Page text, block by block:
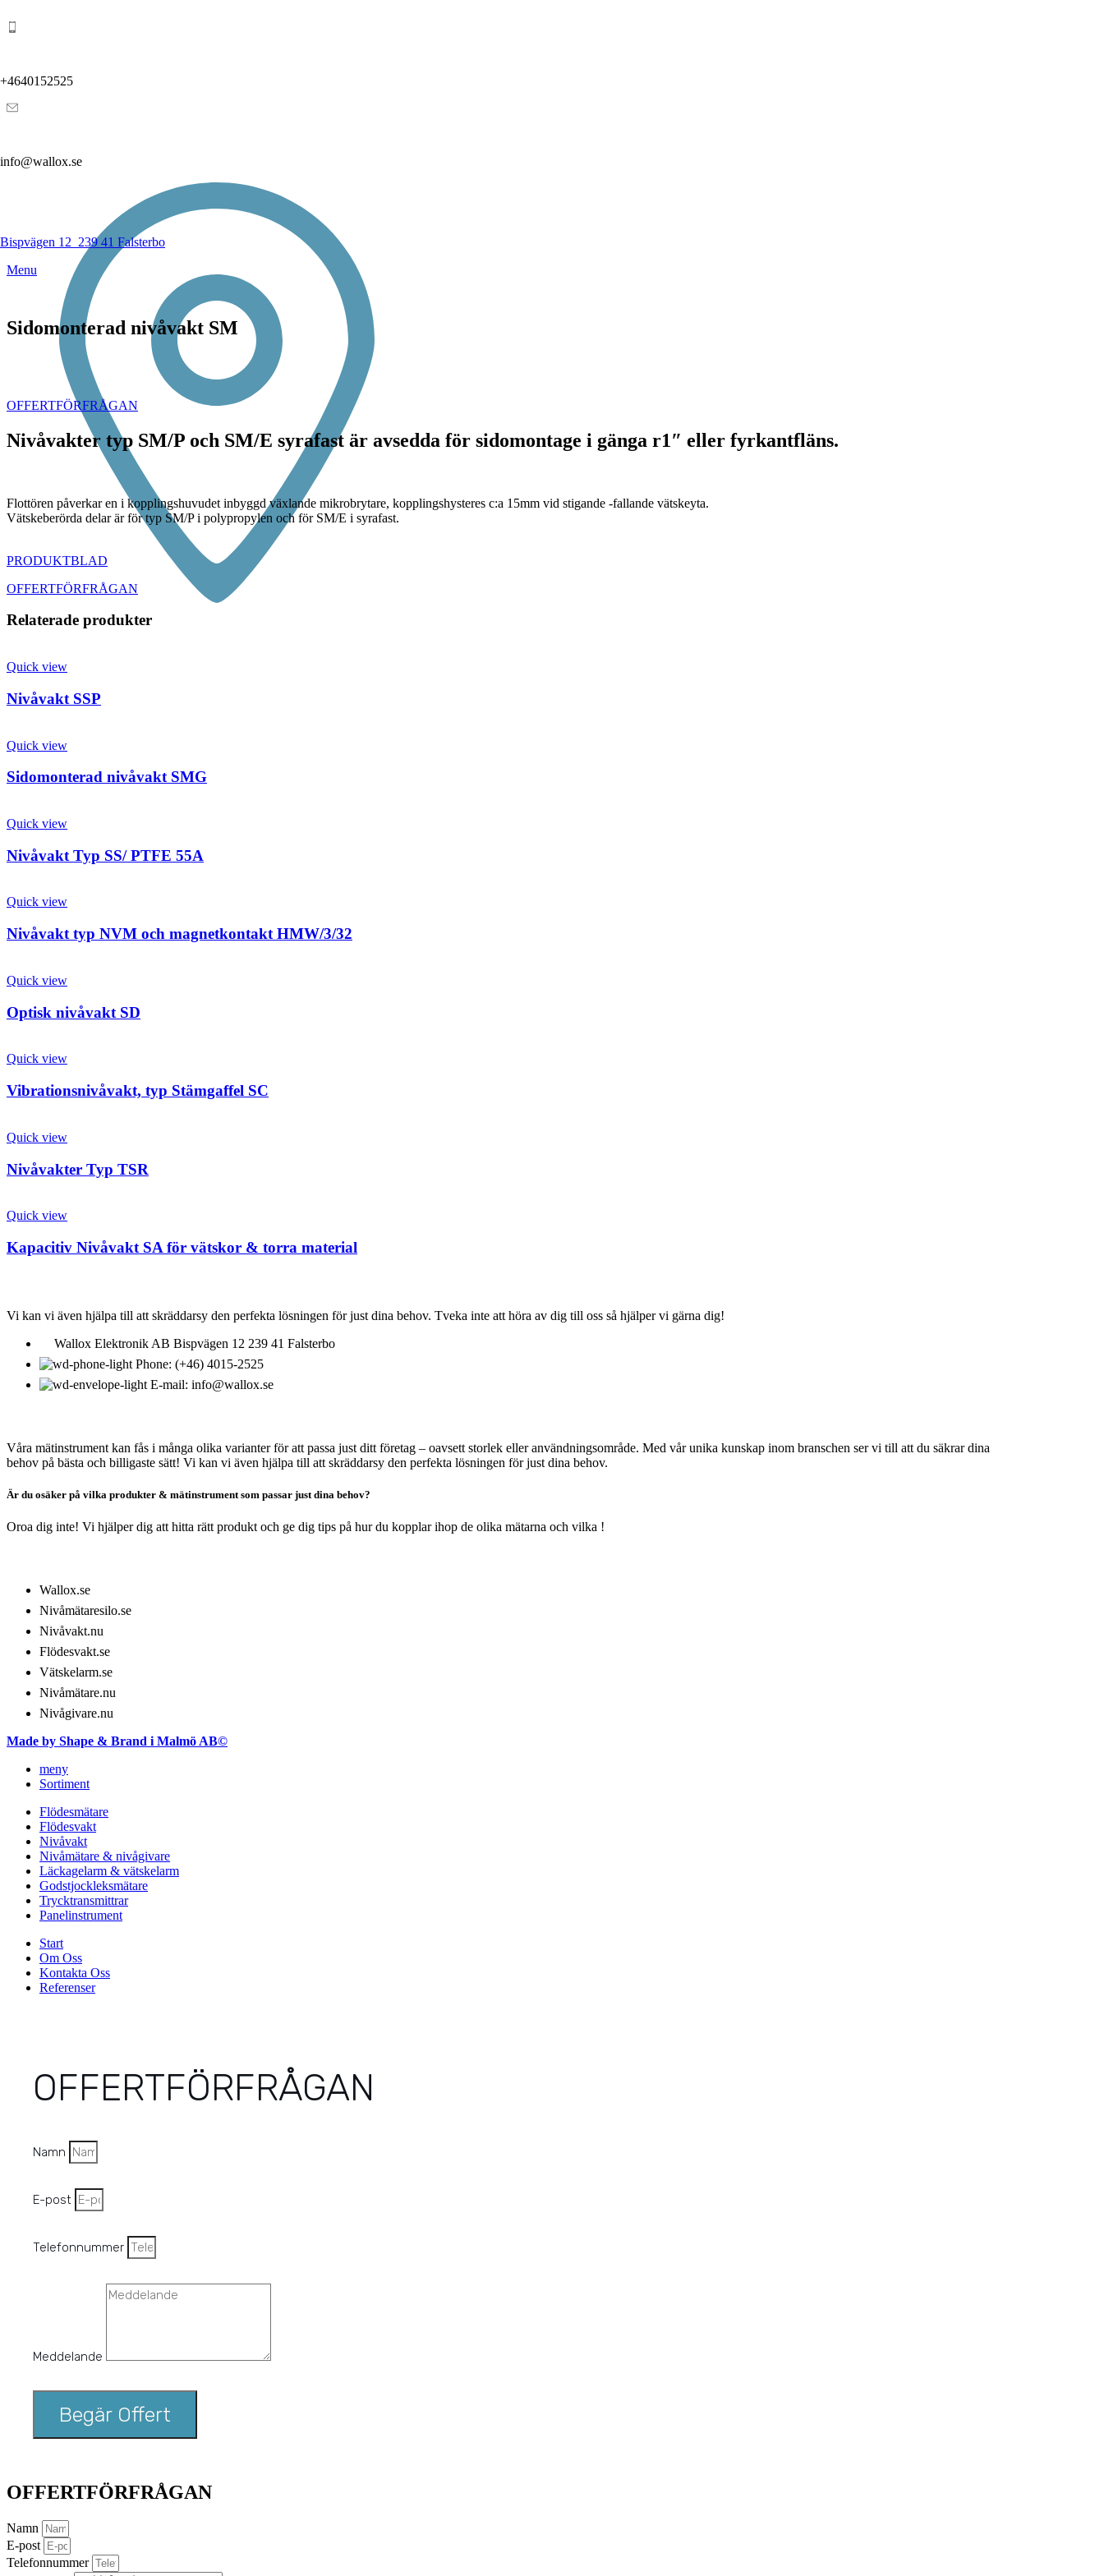
+4640152525
info@wallox.se
Bispvägen 12 239 41 Falsterbo
Menu
Sidomonterad nivåvakt SM
Click to enlarge
OFFERTFÖRFRÅGAN
Nivåvakter typ SM/P och SM/E syrafast är avsedda för sidomontage i gänga r1″ eller fyrkantfläns.
Flottören påverkar en i kopplingshuvudet inbyggd växlande mikrobrytare, kopplingshysteres c:a 15mm vid stigande -fallande vätskeyta.
Vätskeberörda delar är för typ SM/P i polypropylen och för SM/E i syrafast.
PRODUKTBLAD
OFFERTFÖRFRÅGAN
Relaterade produkter
Quick view
Nivåvakt SSP
Quick view
Sidomonterad nivåvakt SMG
Quick view
Nivåvakt Typ SS/ PTFE 55A
Quick view
Nivåvakt typ NVM och magnetkontakt HMW/3/32
Quick view
Optisk nivåvakt SD
Quick view
Vibrationsnivåvakt, typ Stämgaffel SC
Quick view
Nivåvakter Typ TSR
Quick view
Kapacitiv Nivåvakt SA för vätskor & torra material
Vi kan vi även hjälpa till att skräddarsy den perfekta lösningen för just dina behov. Tveka inte att höra av dig till oss så hjälper vi gärna dig!
Wallox Elektronik AB Bispvägen 12 239 41 Falsterbo
Phone: (+46) 4015-2525
E-mail: info@wallox.se
Våra mätinstrument kan fås i många olika varianter för att passa just ditt företag – oavsett storlek eller användningsområde. Med vår unika kunskap inom branschen ser vi till att du säkrar dina
behov på bästa och billigaste sätt! Vi kan vi även hjälpa till att skräddarsy den perfekta lösningen för just dina behov.
Är du osäker på vilka produkter & mätinstrument som passar just dina behov?
Oroa dig inte! Vi hjälper dig att hitta rätt produkt och ge dig tips på hur du kopplar ihop de olika mätarna och vilka !
Wallox.se
Nivåmätaresilo.se
Nivåvakt.nu
Flödesvakt.se
Vätskelarm.se
Nivåmätare.nu
Nivågivare.nu
Made by Shape & Brand i Malmö AB©
meny
Sortiment
Flödesmätare
Flödesvakt
Nivåvakt
Nivåmätare & nivågivare
Läckagelarm & vätskelarm
Godstjockleksmätare
Trycktransmittrar
Panelinstrument
Start
Om Oss
Kontakta Oss
Referenser
OFFERTFÖRFRÅGAN
Namn
E-post
Telefonnummer
Meddelande
Begär Offert
OFFERTFÖRFRÅGAN
Namn
E-post
Telefonnummer